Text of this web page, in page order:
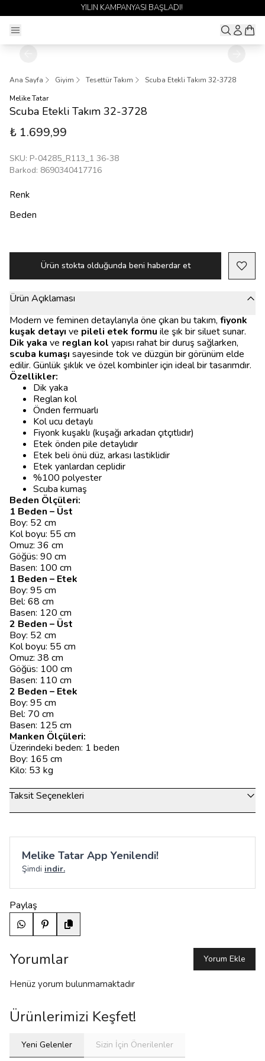
YILIN KAMPANYASI BAŞLADI!
Ana Sayfa Giyim Tesettür Takım
Scuba Etekli Takım 32-3728
Melike Tatar
Scuba Etekli Takım 32-3728
₺ 1.699,99
SKU: P-04285_R113_1 36-38
Barkod: 8690340417716
Renk
Beden
Ürün stokta olduğunda beni haberdar et
Ürün Açıklaması
Modern ve feminen detaylarıyla öne çıkan bu takım, fiyonk
kuşak detayı ve pileli etek formu ile şık bir siluet sunar.
Dik yaka ve reglan kol yapısı rahat bir duruş sağlarken,
scuba kumaşı sayesinde tok ve düzgün bir görünüm elde
edilir. Günlük şıklık ve özel kombinler için ideal bir tasarımdır.
Özellikler:
Dik yaka
Reglan kol
Önden fermuarlı
Kol ucu detaylı
Fiyonk kuşaklı (kuşağı arkadan çıtçıtlıdır)
Etek önden pile detaylıdır
Etek beli önü düz, arkası lastiklidir
Etek yanlardan ceplidir
%100 polyester
Scuba kumaş
Beden Ölçüleri:
1 Beden – Üst
Boy: 52 cm
Kol boyu: 55 cm
Omuz: 36 cm
Göğüs: 90 cm
Basen: 100 cm
1 Beden – Etek
Boy: 95 cm
Bel: 68 cm
Basen: 120 cm
2 Beden – Üst
Boy: 52 cm
Kol boyu: 55 cm
Omuz: 38 cm
Göğüs: 100 cm
Basen: 110 cm
2 Beden – Etek
Boy: 95 cm
Bel: 70 cm
Basen: 125 cm
Manken Ölçüleri:
Üzerindeki beden: 1 beden
Boy: 165 cm
Kilo: 53 kg
Taksit Seçenekleri
Melike Tatar App Yenilendi!
Şimdi indir.
Paylaş
Yorumlar Yorum Ekle
Henüz yorum bulunmamaktadır
Ürünlerimizi Keşfet!
Yeni Gelenler Sizin İçin Önerilenler